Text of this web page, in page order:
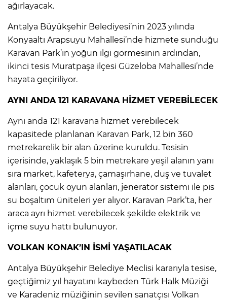
ağırlayacak.
Antalya Büyükşehir Belediyesi’nin 2023 yılında
Konyaaltı Arapsuyu Mahallesi’nde hizmete sunduğu
Karavan Park’ın yoğun ilgi görmesinin ardından,
ikinci tesis Muratpaşa ilçesi Güzeloba Mahallesi’nde
hayata geçiriliyor.
AYNI ANDA 121 KARAVANA HİZMET VEREBİLECEK
Aynı anda 121 karavana hizmet verebilecek
kapasitede planlanan Karavan Park, 12 bin 360
metrekarelik bir alan üzerine kuruldu. Tesisin
içerisinde, yaklaşık 5 bin metrekare yeşil alanın yanı
sıra market, kafeterya, çamaşırhane, duş ve tuvalet
alanları, çocuk oyun alanları, jeneratör sistemi ile pis
su boşaltım üniteleri yer alıyor. Karavan Park’ta, her
araca ayrı hizmet verebilecek şekilde elektrik ve
içme suyu hattı bulunuyor.
VOLKAN KONAK’IN İSMİ YAŞATILACAK
Antalya Büyükşehir Belediye Meclisi kararıyla tesise,
geçtiğimiz yıl hayatını kaybeden Türk Halk Müziği
ve Karadeniz müziğinin sevilen sanatçısı Volkan